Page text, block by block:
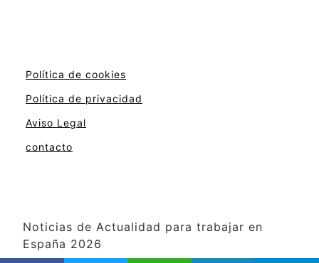
Política de cookies
Política de privacidad
Aviso Legal
contacto
Noticias de Actualidad para trabajar en
España 2026